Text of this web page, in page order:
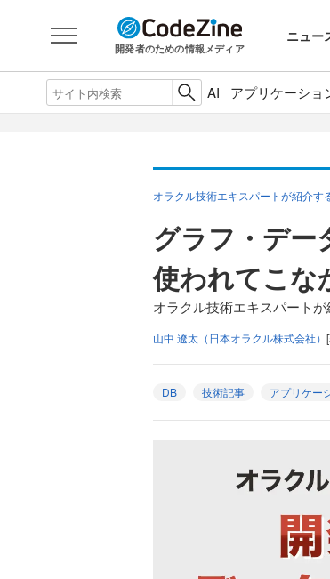
開発者のための情報メディア
ニュー
AI アプリケーショ
オラクル技術エキスパートが紹介
グラフ・デー
使われてこな
オラクル技術エキスパート
山中 遼太（日本オラクル株式会社）
DB 技術記事 アプリケー